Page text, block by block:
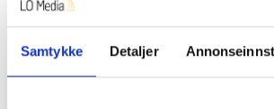
Samtykke Detaljer
Moelv